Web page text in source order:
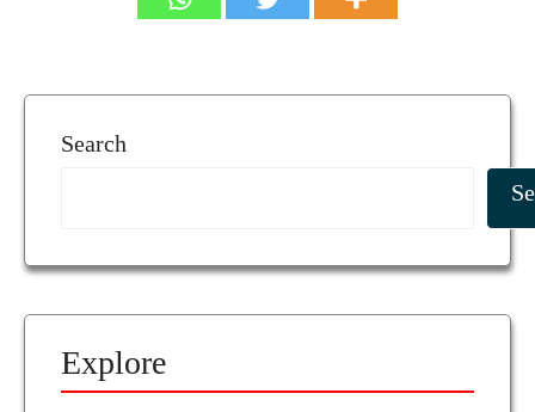
Search
Explore